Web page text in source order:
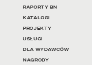
RAPORTY BN
KATALOGI
PROJEKTY
USŁUGI
DLA WYDAWCÓW
NAGRODY